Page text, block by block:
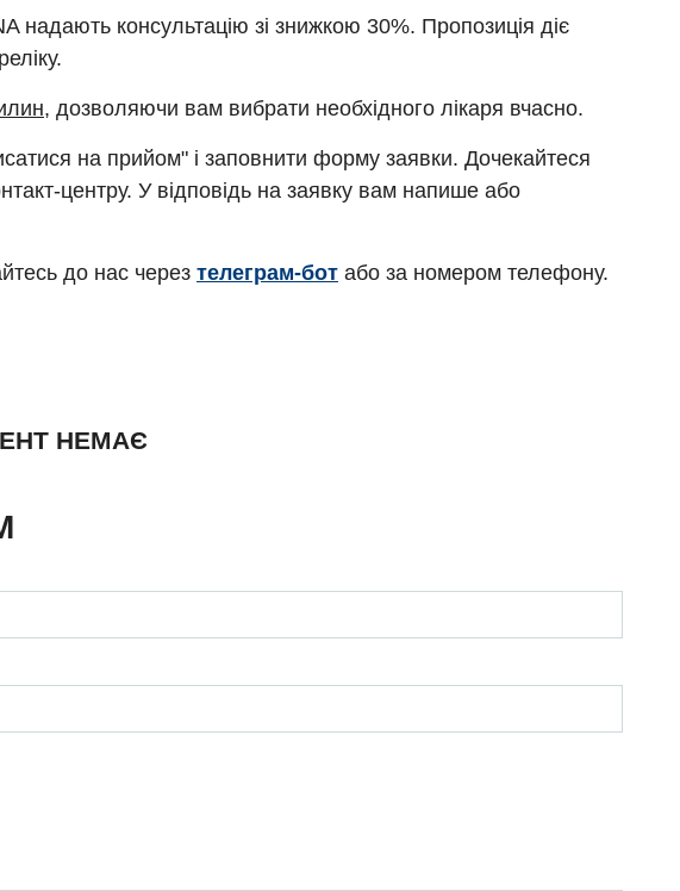
надають консультацію зі знижкою 30%. Пропозиція діє
, дозволяючи вам вибрати необхідного лікаря вчасно.
на прийом" і заповнити форму заявки. Дочекайтеся
центру. У відповідь на заявку вам напише або
до нас через телеграм-бот або за номером телефону.
НЕМАЄ